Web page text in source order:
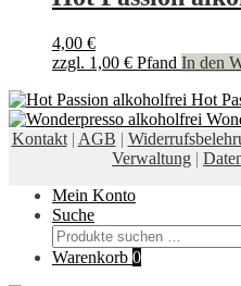
4,00 €
zzgl. 1,00 € Pfand In den
Hot
Kontakt| AGB |
Verwaltung |
Mein Konto
Suche
Suchen
nach:
Warenkorb 0